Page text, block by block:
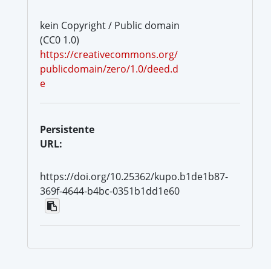
kein Copyright / Public domain
(CC0 1.0)
https://creativecommons.org/
publicdomain/zero/1.0/deed.d
e
Persistente
URL:
https://doi.org/10.25362/kupo.b1de1b87-
369f-4644-b4bc-0351b1dd1e60